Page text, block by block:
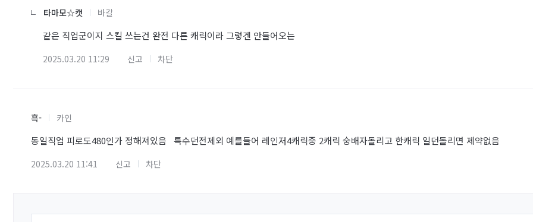
타마모☆캣 바칼
같은 직업군이지 스킬 쓰는건 완전 다른 캐릭이라 그렇겐 안들어오는
2025.03.20 11:29 신고 차단
흑- 카인
동일직업 피로도480인가 정해져있음 특수던전제외 예를들어 레인저4캐릭중 2캐릭 숭배자돌리고 한캐릭 일던돌리면 제약없음
2025.03.20 11:41 신고 차단